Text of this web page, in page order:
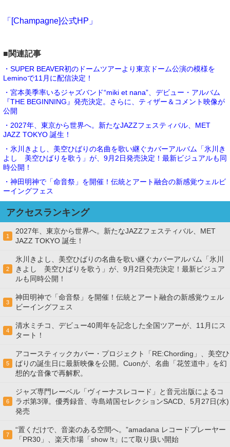
「[Champagne]公式HP」
■関連記事
・SUPER BEAVER初のドームツアーより東京ドーム公演の模様を
Leminoで11月に配信決定！
・宮本美季率いるジャズバンド“miki et nana”、デビュー・アルバム
『THE BEGINNING』発売決定。さらに、ティザー＆コメント映像が
公開
・2027年、東京から世界へ。新たなJAZZフェスティバル、MET
JAZZ TOKYO 誕生！
・氷川きよし、美空ひばりの名曲を歌い継ぐカバーアルバム「氷川き
よし 美空ひばりを歌う」が、9月2日発売決定！最新ビジュアルも同
時公開！
・神田明神で「命音祭」を開催！伝統とアート融合の新感覚ウェルビ
ーイングフェス
アクセスランキング
1
2027年、東京から世界へ。新たなJAZZフェスティバル、MET
JAZZ TOKYO 誕生！
2
氷川きよし、美空ひばりの名曲を歌い継ぐカバーアルバム「氷川
きよし 美空ひばりを歌う」が、9月2日発売決定！最新ビジュア
ルも同時公開！
3
神田明神で「命音祭」を開催！伝統とアート融合の新感覚ウェル
ビーイングフェス
4
清水ミチコ、デビュー40周年を記念した全国ツアーが、11月にス
タート！
5
アコースティックカバー・プロジェクト「RE:Chording」、美空ひ
ばりの誕生日に最新映像を公開。Cuonが、名曲「花笠道中」を幻
想的な音像で再解釈。
6
ジャズ専門レーベル「ヴィーナスレコード」と音元出版によるコ
ラボ第3弾。優秀録音、寺島靖国セレクションSACD、5月27日(水)
発売
7
“置くだけで、音楽のある空間へ。”amadana レコードプレーヤー
「PR30」、楽天市場「show !t」にて取り扱い開始